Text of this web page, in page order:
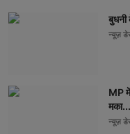
न्यूज़
MP
मका...
न्यूज़